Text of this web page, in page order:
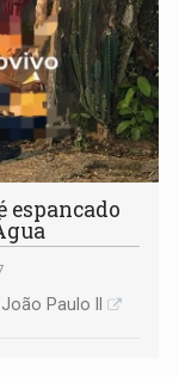
espancado
Paulo II